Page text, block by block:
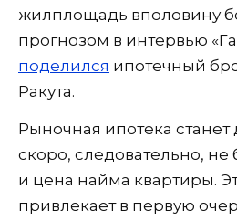
жилплощадь вполовину
прогнозом в интервью
поделился ипотечный
Ракута.
Рыночная ипотека
скоро, следовательно, не
и цена найма квартиры.
привлекает в первую